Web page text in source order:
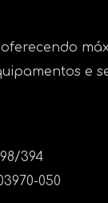
e
394
050